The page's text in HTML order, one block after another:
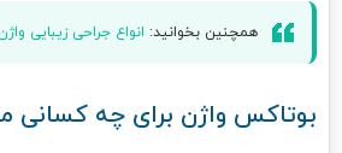
همچنین بخوانید: انواع جراحی زیبایی
بوتاکس واژن برای چه